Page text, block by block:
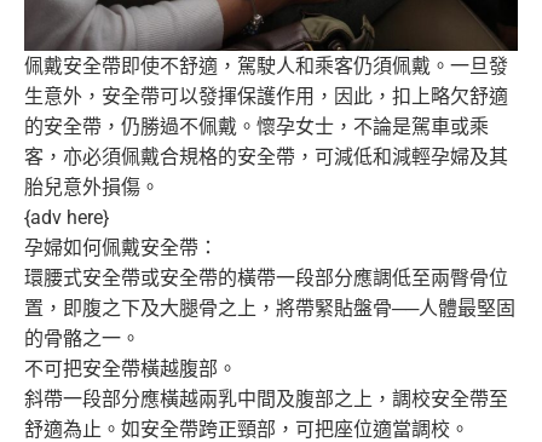
佩戴安全帶即使不舒適，駕駛人和乘客仍須佩戴。一旦發
生意外， 安全帶可以發揮保護作用，因此，扣上略欠舒適
的安全帶， 仍勝過不佩戴。懷孕女士，不論是駕車或乘
客， 亦必須佩戴合規格的安全帶，可減低和減輕孕婦及其
胎兒意外損傷。
{adv here}
孕婦如何佩戴安全帶：
環腰式安全帶或安全帶的橫帶一段部分應調低至兩臀骨位
置， 即腹之下及大腿骨之上，將帶緊貼盤骨──人體最堅固
的骨骼之一。
不可把安全帶橫越腹部。
斜帶一段部分應橫越兩乳中間及腹部之上，調校安全帶至
舒適為止。 如安全帶跨正頸部，可把座位適當調校。